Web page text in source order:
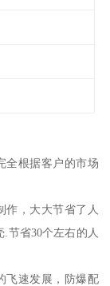
全根据客户的市场
作，大大节省了人
.节省30个左右的人
飞速发展，防爆配